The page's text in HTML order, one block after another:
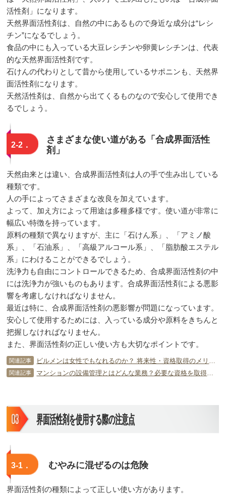
活性剤」になります。
天然界面活性剤は、自然の中にあるもので身近な成分は“レシ
チン”になるでしょう。
食品の中にも入っている大豆レシチンや卵黄レシチンは、代表
的な天然界面活性剤です。
石けんの代わりとして昔から使用しているサポニンも、天然界
面活性剤になります。
天然活性剤は、自然から出てくるものなので安心して使用でき
るでしょう。
2‐2．
さまざまな使い道がある「合成界面活性
剤」
天然由来とは違い、合成界面活性剤は人の手で生み出している
種類です。
人の手によってさまざまな改良を加えています。
よって、加え方によって用途は多種多様です。使い道が非常に
幅広い特徴を持っています。
原料の種類で異なりますが、主に「石けん系」、「アミノ酸
系」、「石油系」、「高級アルコール系」、「脂肪酸エステル
系」にわけることができるでしょう。
洗浄力も自由にコントロールできるため、合成界面活性剤の中
には洗浄力が強いものもあります。合成界面活性剤による悪影
響を考慮しなければなりません。
最近は特に、合成界面活性剤の悪影響が問題になっています。
安心して使用するためには、入っている成分や原料をきちんと
把握しなければなりません。
また、界面活性剤の正しい使い方も大切なポイントです。
関連記事
関連記事
界面活性剤を使用する際の注意点
3‐1． むやみに混ぜるのは危険
界面活性剤の種類によって正しい使い方があります。